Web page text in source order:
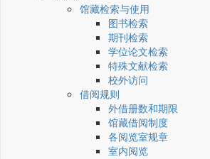
馆藏检索与使用
图书检索
期刊检索
学位论文检索
特殊文献检索
校外访问
借阅规则
外借册数和期限
馆藏借阅制度
各阅览室规章
室内阅览